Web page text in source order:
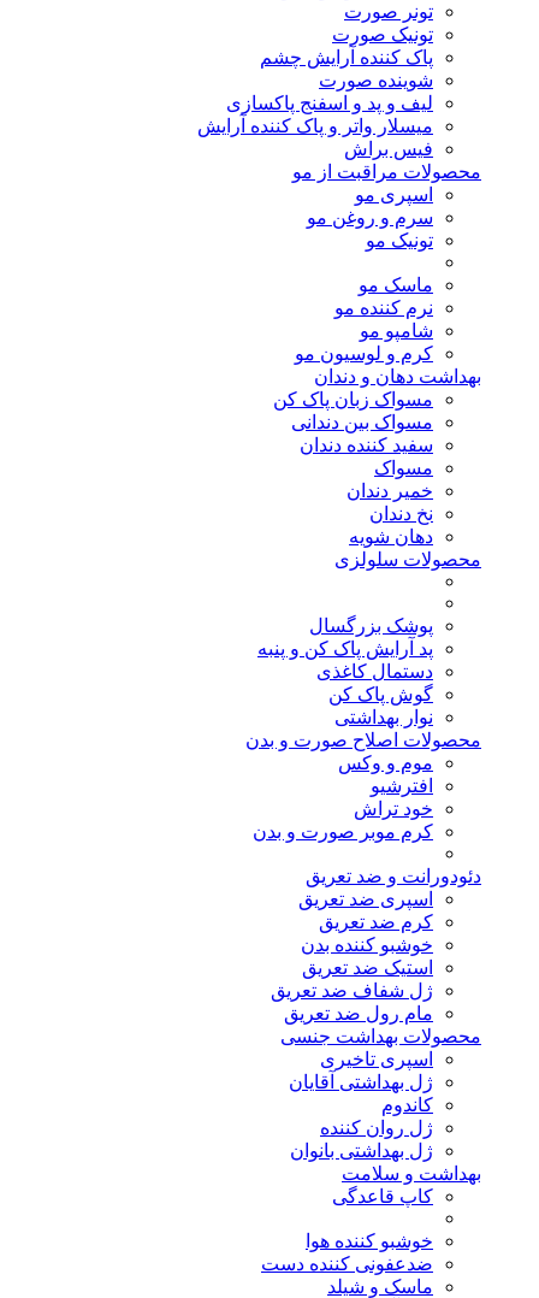
تونر صورت
تونیک صورت
پاک کننده آرایش چشم
شوینده صورت
لیف و پد و اسفنج پاکسازی
میسلار واتر و پاک کننده آرایش
فیس براش
محصولات مراقبت از مو
اسپری مو
سرم و روغن مو
تونیک مو
ماسک مو
نرم کننده مو
شامپو مو
کرم و لوسیون مو
بهداشت دهان و دندان
مسواک زبان پاک کن
مسواک بین دندانی
سفید کننده دندان
مسواک
خمیر دندان
نخ دندان
دهان شویه
محصولات سلولزی
پوشک بزرگسال
پد آرایش پاک کن و پنبه
دستمال کاغذی
گوش پاک کن
نوار بهداشتی
محصولات اصلاح صورت و بدن
موم و وکس
افترشیو
خود تراش
کرم موبر صورت و بدن
دئودورانت و ضد تعریق
اسپری ضد تعریق
کرم ضد تعریق
خوشبو کننده بدن
استیک ضد تعریق
ژل شفاف ضد تعریق
مام رول ضد تعریق
محصولات بهداشت جنسی
اسپری تاخیری
ژل بهداشتی آقایان
کاندوم
ژل روان کننده
ژل بهداشتی بانوان
بهداشت و سلامت
کاپ قاعدگی
خوشبو کننده هوا
ضدعفونی کننده دست
ماسک و شیلد